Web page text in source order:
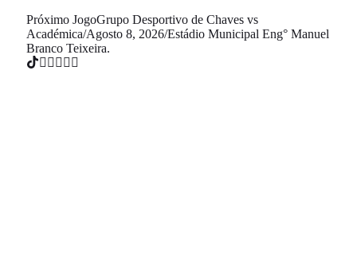
Próximo JogoGrupo Desportivo de Chaves vs
Académica/Agosto 8, 2026/Estádio Municipal Eng° Manuel
Branco Teixeira.